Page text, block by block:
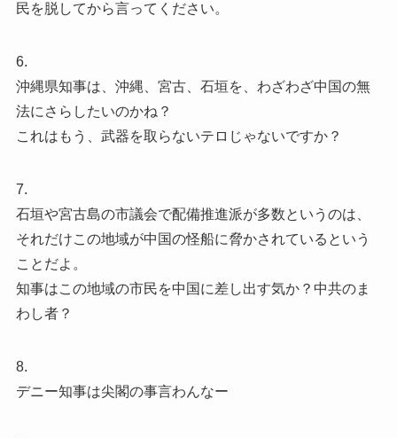
民を脱してから言ってください。
6.
沖縄県知事は、沖縄、宮古、石垣を、わざわざ中国の無
法にさらしたいのかね？
これはもう、武器を取らないテロじゃないですか？
7.
石垣や宮古島の市議会で配備推進派が多数というのは、
それだけこの地域が中国の怪船に脅かされているという
ことだよ。
知事はこの地域の市民を中国に差し出す気か？中共のま
わし者？
8.
デニー知事は尖閣の事言わんなー